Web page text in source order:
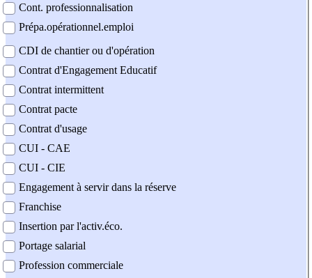
Cont. professionnalisation
Prépa.opérationnel.emploi
CDI de chantier ou d'opération
Contrat d'Engagement Educatif
Contrat intermittent
Contrat pacte
Contrat d'usage
CUI - CAE
CUI - CIE
Engagement à servir dans la réserve
Franchise
Insertion par l'activ.éco.
Portage salarial
Profession commerciale